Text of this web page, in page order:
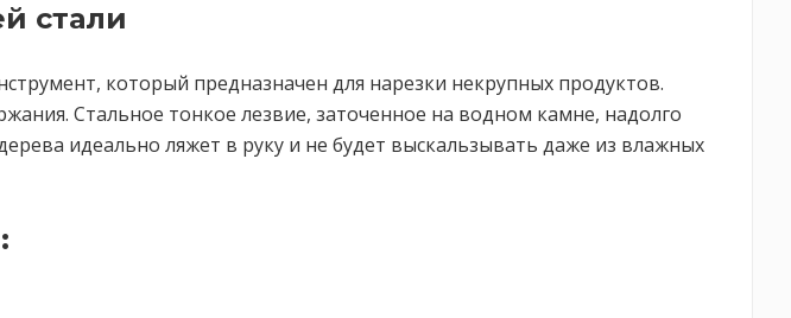
стали
который предназначен для нарезки некрупных продуктов.
Стальное тонкое лезвие, заточенное на водном камне, надолго
идеально ляжет в руку и не будет выскальзывать даже из влажных